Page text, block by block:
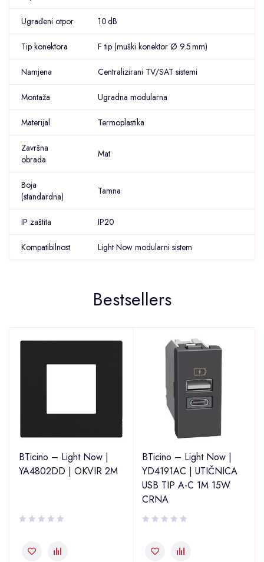
Ugrađeni otpor 10 dB
Tip konektora F tip (muški konektor Ø 9.5 mm)
Namjena Centralizirani TV/SAT sistemi
Montaža Ugradna modularna
Materijal Termoplastika
Završna
obrada
Mat
Boja
(standardna)
Tamna
IP zaštita IP20
Kompatibilnost Light Now modularni sistem
Bestsellers
BTicino – Light Now |
YA4802DD | OKVIR 2M
BTicino – Light Now |
YD4191AC | UTIČNICA
USB TIP A-C 1M 15W
CRNA